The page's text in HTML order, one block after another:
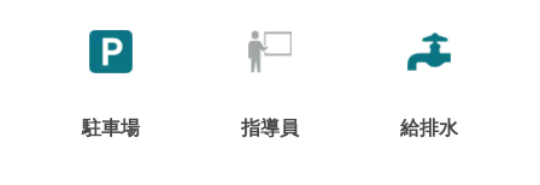
駐車場 指導員 給排水